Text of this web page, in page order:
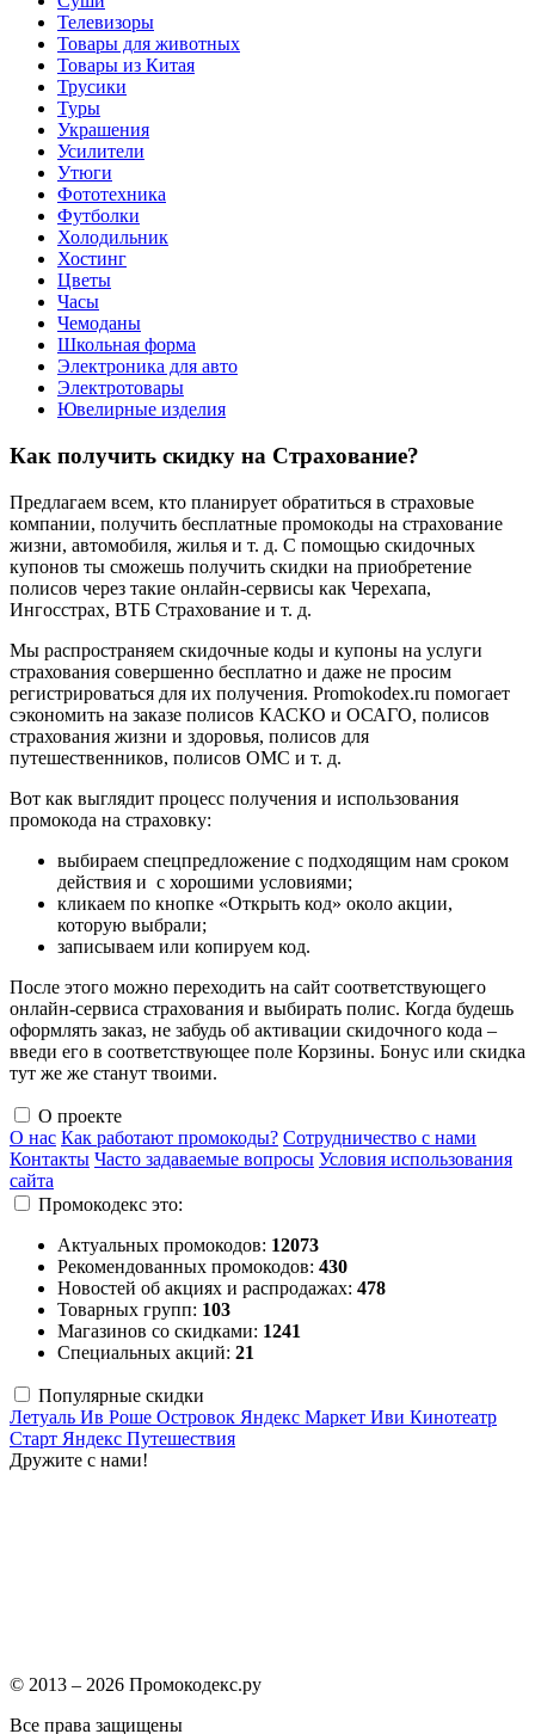
Телевизоры
Товары для животных
Товары из Китая
Трусики
Туры
Украшения
Усилители
Утюги
Фототехника
Футболки
Холодильник
Хостинг
Цветы
Часы
Чемоданы
Школьная форма
Электроника для авто
Электротовары
Ювелирные изделия
Как получить скидку на Страхование?
Предлагаем всем, кто планирует обратиться в страховые
компании, получить бесплатные промокоды на страхование
жизни, автомобиля, жилья и т. д. С помощью скидочных
купонов ты сможешь получить скидки на приобретение
полисов через такие онлайн-сервисы как Черехапа,
Ингосстрах, ВТБ Страхование и т. д.
Мы распространяем скидочные коды и купоны на услуги
страхования совершенно бесплатно и даже не просим
регистрироваться для их получения. Promokodex.ru помогает
сэкономить на заказе полисов КАСКО и ОСАГО, полисов
страхования жизни и здоровья, полисов для
путешественников, полисов ОМС и т. д.
Вот как выглядит процесс получения и использования
промокода на страховку:
выбираем спецпредложение с подходящим нам сроком
действия и с хорошими условиями;
кликаем по кнопке «Открыть код» около акции,
которую выбрали;
записываем или копируем код.
После этого можно переходить на сайт соответствующего
онлайн-сервиса страхования и выбирать полис. Когда будешь
оформлять заказ, не забудь об активации скидочного кода –
введи его в соответствующее поле Корзины. Бонус или скидка
тут же же станут твоими.
О проекте
О нас Как работают промокоды? Сотрудничество с нами
Контакты Часто задаваемые вопросы Условия использования
сайта
Промокодекс это:
Актуальных промокодов: 12073
Рекомендованных промокодов: 430
Новостей об акциях и распродажах: 478
Товарных групп: 103
Магазинов со скидками: 1241
Специальных акций: 21
Популярные скидки
Летуаль Ив Роше Островок Яндекс Маркет Иви Кинотеатр
Старт Яндекс Путешествия
Дружите с нами!
© 2013 – 2026 Промокодекс.ру
Все права защищены